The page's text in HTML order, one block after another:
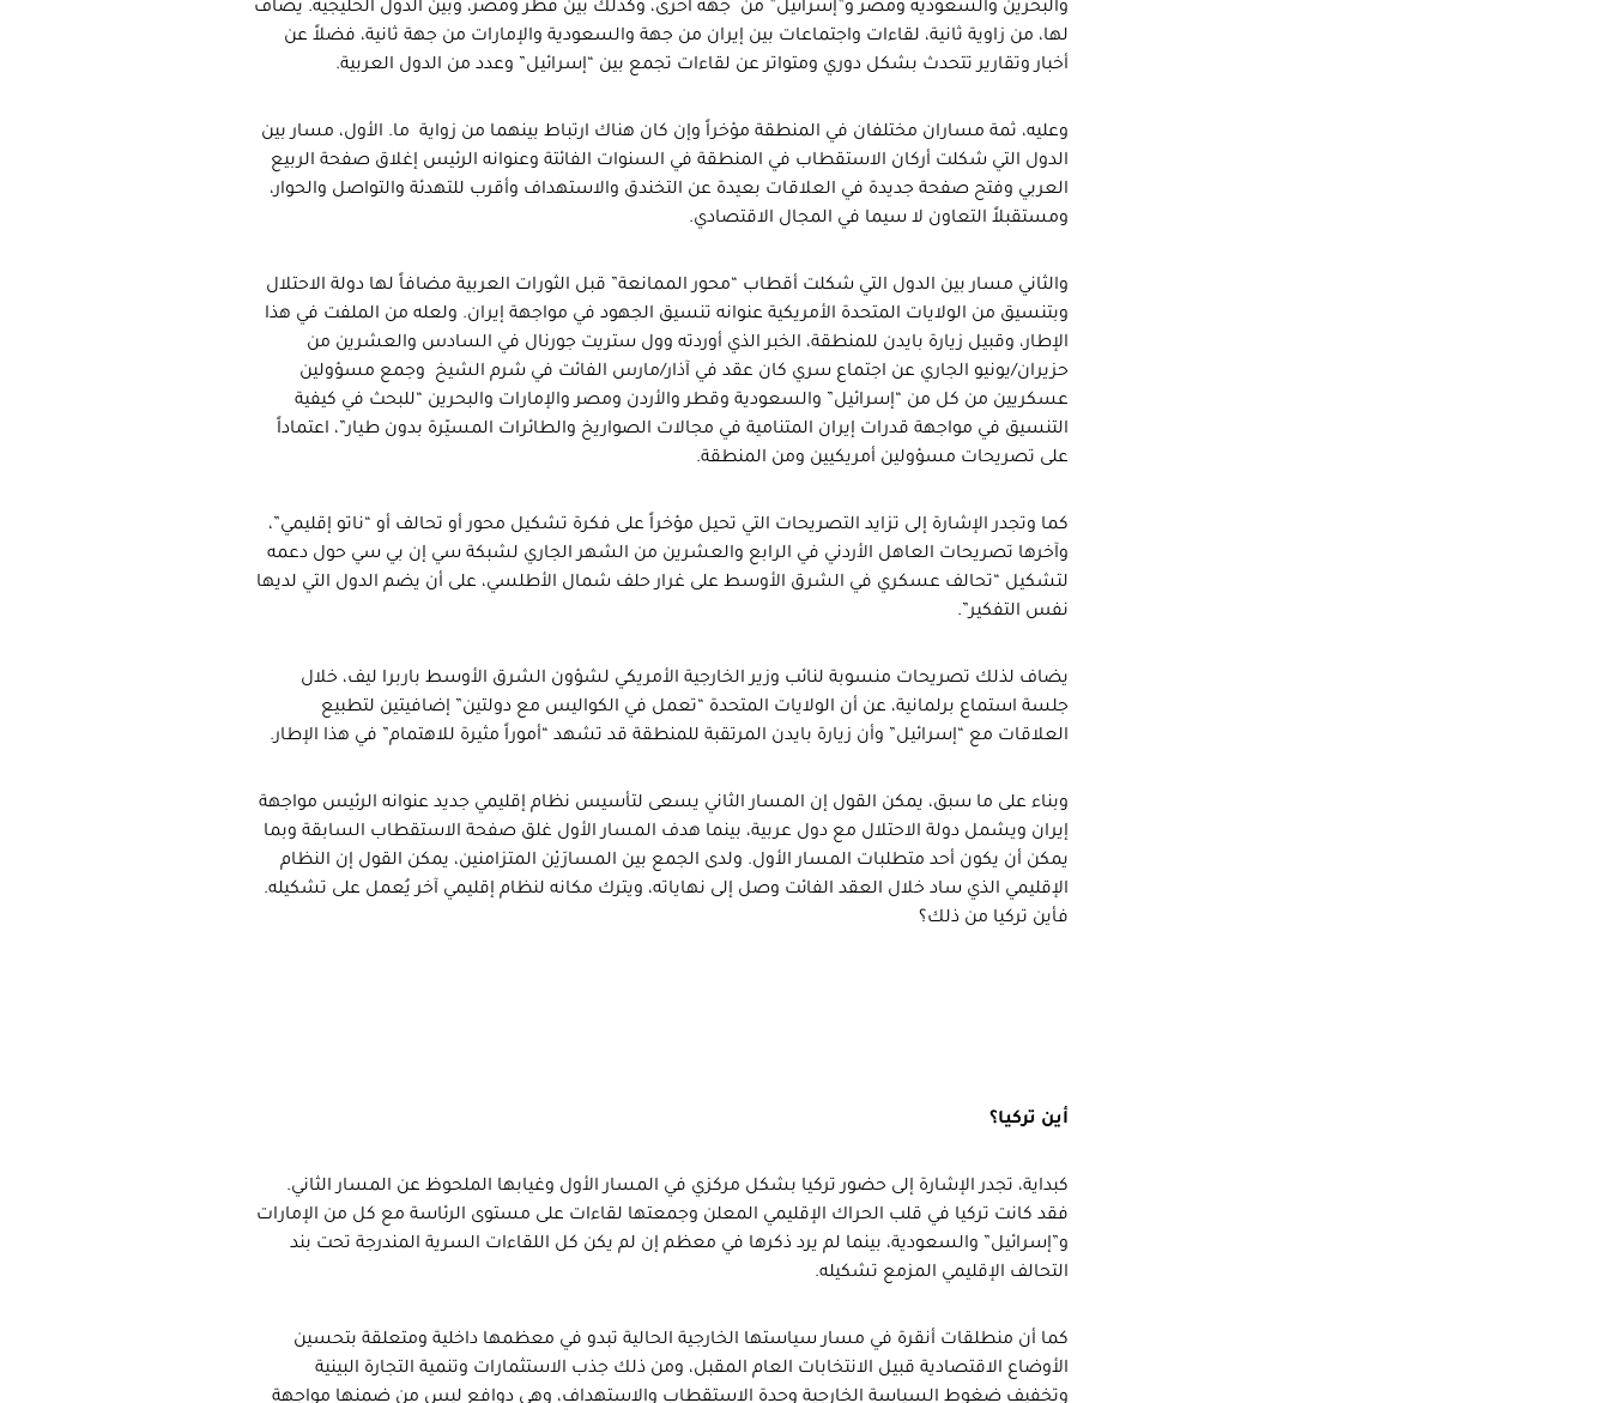
والبحرين والسعودية ومصر و”إسرائيل” من جهة أخرى، وكذلك بين قطر ومصر، وبين الدول الخليجية. يضاف
لها، من زاوية ثانية، لقاءات واجتماعات بين إيران من جهة والسعودية والإمارات من جهة ثانية، فضلاً عن
أخبار وتقارير تتحدث بشكل دوري ومتواتر عن لقاءات تجمع بين “إسرائيل” وعدد من الدول العربية.
وعليه، ثمة مساران مختلفان في المنطقة مؤخراً وإن كان هناك ارتباط بينهما من زواية ما. الأول، مسار بين
الدول التي شكلت أركان الاستقطاب في المنطقة في السنوات الفائتة وعنوانه الرئيس إغلاق صفحة الربيع
العربي وفتح صفحة جديدة في العلاقات بعيدة عن التخندق والاستهداف وأقرب للتهدئة والتواصل والحوار،
ومستقبلاً التعاون لا سيما في المجال الاقتصادي.
والثاني مسار بين الدول التي شكلت أقطاب “محور الممانعة” قبل الثورات العربية مضافاً لها دولة الاحتلال
وبتنسيق من الولايات المتحدة الأمريكية عنوانه تنسيق الجهود في مواجهة إيران. ولعله من الملفت في هذا
الإطار، وقبيل زيارة بايدن للمنطقة، الخبر الذي أوردته وول ستريت جورنال في السادس والعشرين من
حزيران/يونيو الجاري عن اجتماع سري كان عقد في آذار/مارس الفائت في شرم الشيخ وجمع مسؤولين
عسكريين من كل من “إسرائيل” والسعودية وقطر والأردن ومصر والإمارات والبحرين “للبحث في كيفية
التنسيق في مواجهة قدرات إيران المتنامية في مجالات الصواريخ والطائرات المسيّرة بدون طيار”، اعتماداً
على تصريحات مسؤولين أمريكيين ومن المنطقة.
كما وتجدر الإشارة إلى تزايد التصريحات التي تحيل مؤخراً على فكرة تشكيل محور أو تحالف أو “ناتو إقليمي”،
وآخرها تصريحات العاهل الأردني في الرابع والعشرين من الشهر الجاري لشبكة سي إن بي سي حول دعمه
لتشكيل “تحالف عسكري في الشرق الأوسط على غرار حلف شمال الأطلسي، على أن يضم الدول التي لديها
نفس التفكير”.
يضاف لذلك تصريحات منسوبة لنائب وزير الخارجية الأمريكي لشؤون الشرق الأوسط باربرا ليف، خلال
جلسة استماع برلمانية، عن أن الولايات المتحدة “تعمل في الكواليس مع دولتين” إضافيتين لتطبيع
العلاقات مع “إسرائيل” وأن زيارة بايدن المرتقبة للمنطقة قد تشهد “أموراً مثيرة للاهتمام” في هذا الإطار.
وبناء على ما سبق، يمكن القول إن المسار الثاني يسعى لتأسيس نظام إقليمي جديد عنوانه الرئيس مواجهة
إيران ويشمل دولة الاحتلال مع دول عربية، بينما هدف المسار الأول غلق صفحة الاستقطاب السابقة وبما
يمكن أن يكون أحد متطلبات المسار الأول. ولدى الجمع بين المسارَيْن المتزامنين، يمكن القول إن النظام
الإقليمي الذي ساد خلال العقد الفائت وصل إلى نهاياته، ويترك مكانه لنظام إقليمي آخر يُعمل على تشكيله.
فأين تركيا من ذلك؟
أين تركيا؟
كبداية، تجدر الإشارة إلى حضور تركيا بشكل مركزي في المسار الأول وغيابها الملحوظ عن المسار الثاني.
فقد كانت تركيا في قلب الحراك الإقليمي المعلن وجمعتها لقاءات على مستوى الرئاسة مع كل من الإمارات
و”إسرائيل” والسعودية، بينما لم يرد ذكرها في معظم إن لم يكن كل اللقاءات السرية المندرجة تحت بند
التحالف الإقليمي المزمع تشكيله.
كما أن منطلقات أنقرة في مسار سياستها الخارجية الحالية تبدو في معظمها داخلية ومتعلقة بتحسين
الأوضاع الاقتصادية قبيل الانتخابات العام المقبل، ومن ذلك جذب الاستثمارات وتنمية التجارة البينية
وتخفيف ضغوط السياسة الخارجية وحدة الاستقطاب والاستهداف، وهي دوافع ليس من ضمنها مواجهة